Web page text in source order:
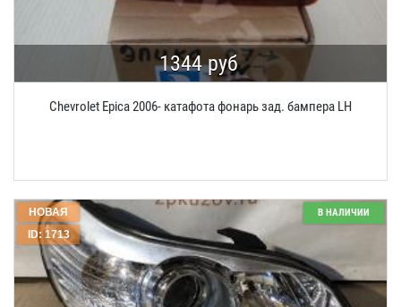
Chevrolet Epica 2006- катафота фонарь зад. бампера LH
1344 руб
ID: 1713
НОВАЯ В НАЛИЧИИ